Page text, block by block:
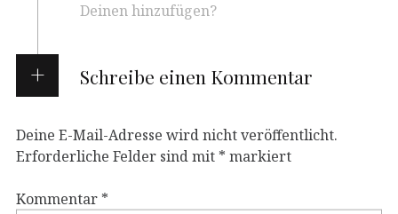
Deinen hinzufügen?
Schreibe einen Kommentar
Deine E-Mail-Adresse wird nicht veröffentlicht.
Erforderliche Felder sind mit * markiert
Kommentar *